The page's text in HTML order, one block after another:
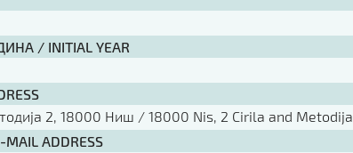
/ INITIAL YEAR
2, 18000 Ниш / 18000 Nis, 2 Cirila and Metodija
ADDRESS